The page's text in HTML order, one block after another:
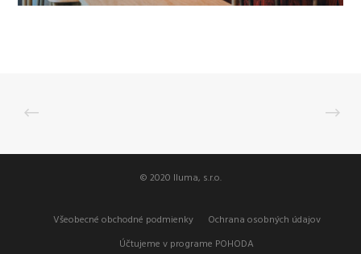
© 2020 Iluma, s.r.o.
Všeobecné obchodné podmienky
Ochrana osobných údajov
Účtujeme v programe POHODA